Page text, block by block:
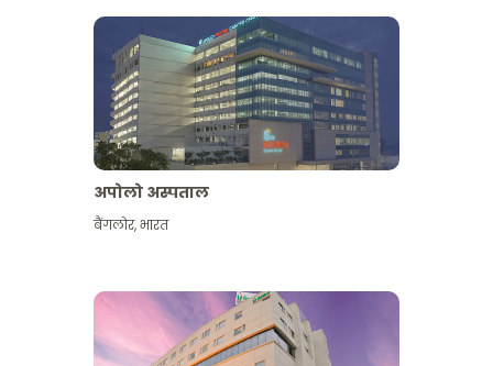
अपोलो अस्पताल
बैंगलोर,भारत